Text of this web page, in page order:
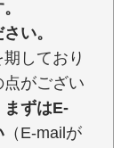
い。
しており
がござい
まずはE-
（E-mailが